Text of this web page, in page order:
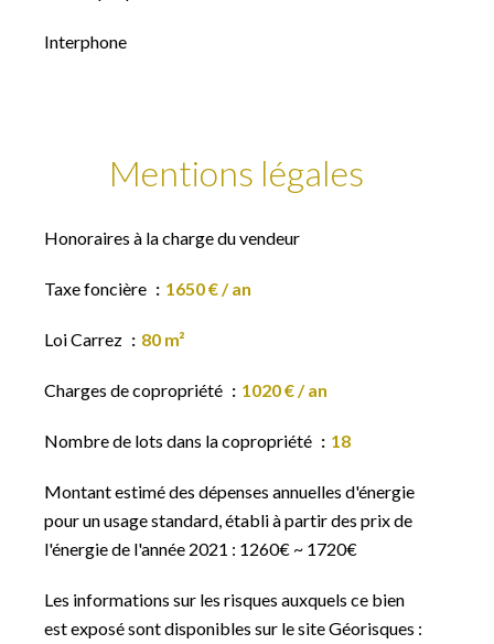
Interphone
Mentions légales
Honoraires à la charge du vendeur
Taxe foncière 1650 € / an
Loi Carrez 80 m²
Charges de copropriété 1020 € / an
Nombre de lots dans la copropriété 18
Montant estimé des dépenses annuelles d'énergie
pour un usage standard, établi à partir des prix de
l'énergie de l'année 2021 : 1260€ ~ 1720€
Les informations sur les risques auxquels ce bien
est exposé sont disponibles sur le site Géorisques :